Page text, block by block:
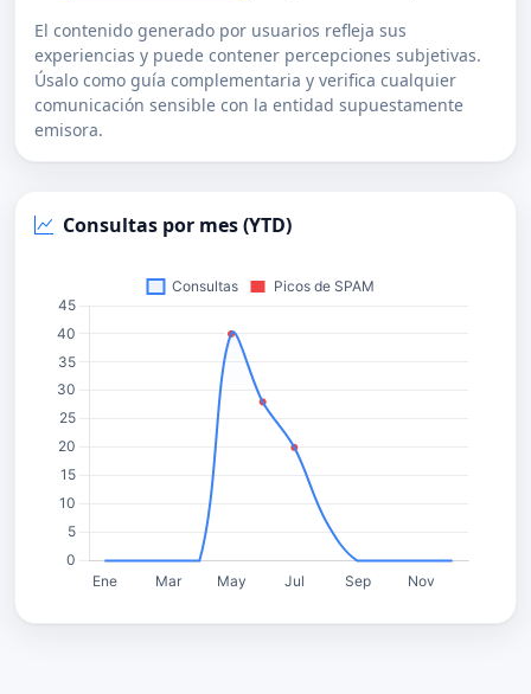
El contenido generado por usuarios refleja sus
experiencias y puede contener percepciones subjetivas.
Úsalo como guía complementaria y verifica cualquier
comunicación sensible con la entidad supuestamente
emisora.
Consultas por mes (YTD)